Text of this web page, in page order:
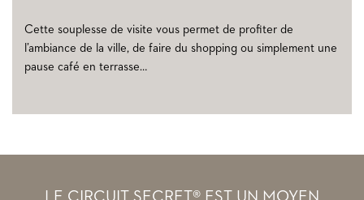
Cette souplesse de visite vous permet de profiter de
l’ambiance de la ville, de faire du shopping ou simplement une
pause café en terrasse…
LE CIRCUIT SECRET® EST UN MOYEN